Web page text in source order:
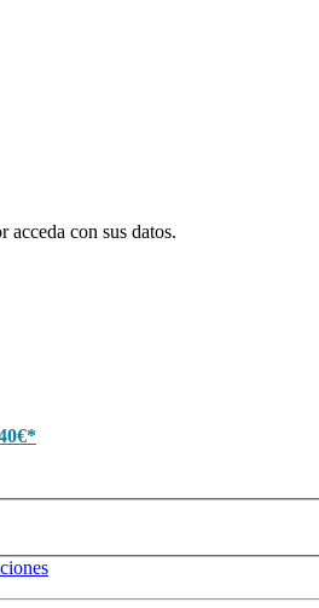
acceda con sus datos.